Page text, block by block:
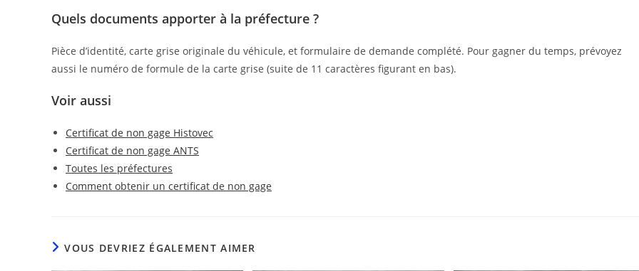
Quels documents apporter à la préfecture ?
Pièce d’identité, carte grise originale du véhicule, et formulaire de demande complété. Pour gagner du temps, prévoyez
aussi le numéro de formule de la carte grise (suite de 11 caractères figurant en bas).
Voir aussi
Certificat de non gage Histovec
Certificat de non gage ANTS
Toutes les préfectures
Comment obtenir un certificat de non gage
VOUS DEVRIEZ ÉGALEMENT AIMER